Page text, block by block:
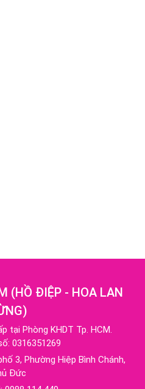
(HỒ ĐIỆP - HOA LAN
)
tại Phòng KHDT Tp. HCM.
0316351269
3, Phường Hiệp Bình Chánh,
Đức